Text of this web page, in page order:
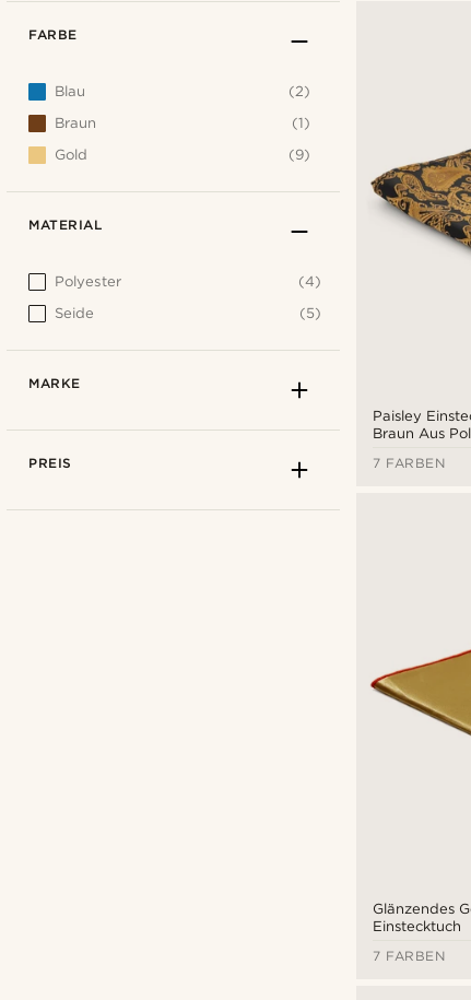
Paisley
Braun Aus
7 FARBEN
Glänzendes
Einstecktuch
7 FARBEN
FARBE
Blau
(2)
Braun
(1)
Gold
(9)
MATERIAL
Polyester
(4)
Seide
(5)
MARKE
PREIS